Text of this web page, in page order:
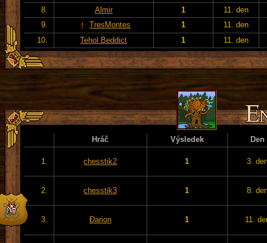
8.
Almir 1 11. den
9.
TresMontes 1 11. den
10.
Tehol Beddict 1 11. den
Hráč Výsledek Den
1. chesstik2 1 3.
2. chesstik3 1 8.
3. Đarion 1 11.